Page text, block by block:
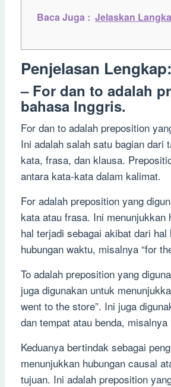
Baca Juga : Jelaskan
Penjelasan
– For dan to adalah
bahasa Inggris.
For dan to adalah preposition
Ini adalah salah satu bagian dari
kata, frasa, dan klausa.
antara kata-kata dalam kalimat.
For adalah preposition yang
kata atau frasa. Ini
hal terjadi sebagai akibat dari
hubungan waktu, misalnya “for
To adalah preposition yang
juga digunakan untuk
went to the store”. Ini juga
dan tempat atau benda, misalnya
Keduanya bertindak sebagai
menunjukkan hubungan causal
tujuan. Ini adalah preposition